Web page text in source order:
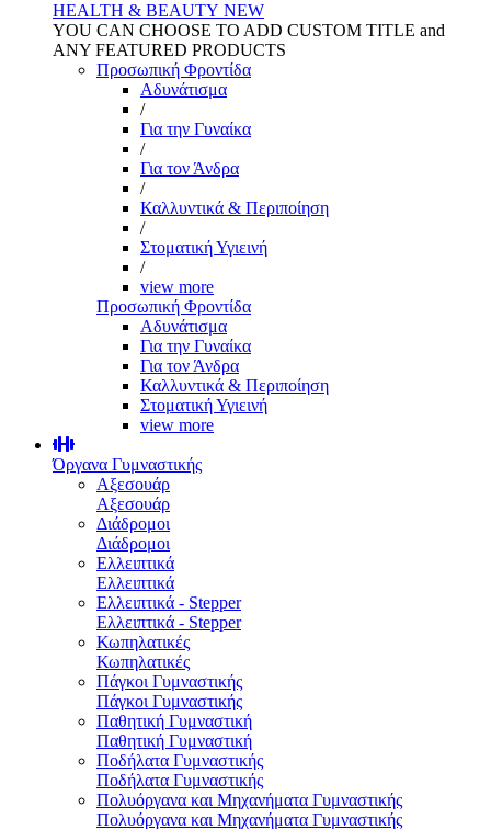
HEALTH & BEAUTY NEW
YOU CAN CHOOSE TO ADD CUSTOM TITLE and
ANY FEATURED PRODUCTS
Προσωπική Φροντίδα
Αδυνάτισμα
/
Για την Γυναίκα
/
Για τον Άνδρα
/
Καλλυντικά & Περιποίηση
/
Στοματική Υγιεινή
/
view more
Προσωπική Φροντίδα
Αδυνάτισμα
Για την Γυναίκα
Για τον Άνδρα
Καλλυντικά & Περιποίηση
Στοματική Υγιεινή
view more
Όργανα Γυμναστικής
Αξεσουάρ
Αξεσουάρ
Διάδρομοι
Διάδρομοι
Ελλειπτικά
Ελλειπτικά
Ελλειπτικά - Stepper
Ελλειπτικά - Stepper
Κωπηλατικές
Κωπηλατικές
Πάγκοι Γυμναστικής
Πάγκοι Γυμναστικής
Παθητική Γυμναστική
Παθητική Γυμναστική
Ποδήλατα Γυμναστικής
Ποδήλατα Γυμναστικής
Πολυόργανα και Μηχανήματα Γυμναστικής
Πολυόργανα και Μηχανήματα Γυμναστικής